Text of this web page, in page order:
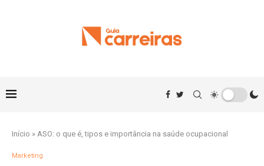
Início » ASO: o que é, tipos e importância na saúde ocupacional
Marketing